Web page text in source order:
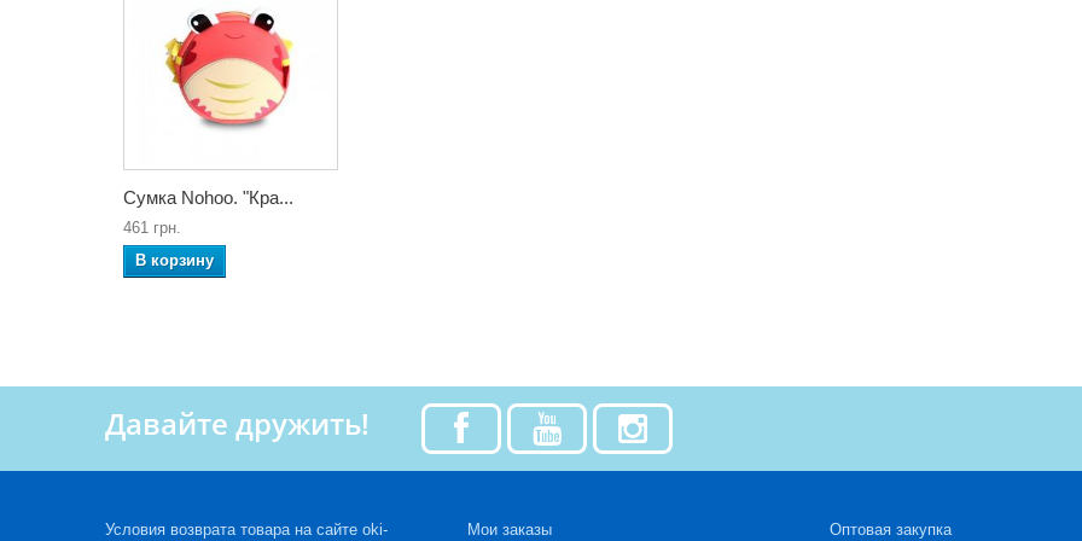
Сумка Nohoo. "Кра...
461 грн.
В корзину
Давайте дружить!
Условия возврата товара на сайте oki- Мои заказы Оптовая закупка